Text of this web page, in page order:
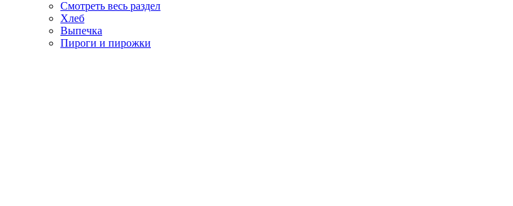
Смотреть весь раздел
Хлеб
Выпечка
Пироги и пирожки